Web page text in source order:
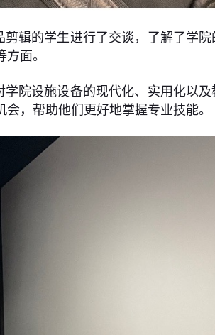
辑的学生进行了交谈，了解了学
面。
院设施设备的现代化、实用化以
，帮助他们更好地掌握专业技能。